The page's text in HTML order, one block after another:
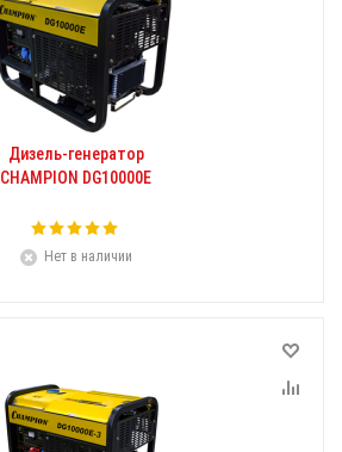
Дизель-генератор
CHAMPION DG10000E
Нет в наличии